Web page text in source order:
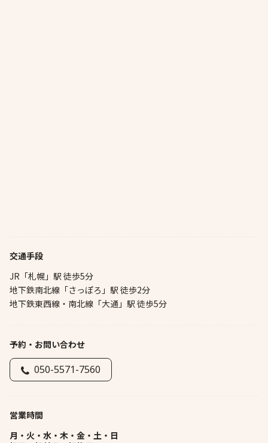
交通手段
JR「札幌」駅 徒歩5分
地下鉄南北線「さっぽろ」駅 徒歩2分
地下鉄東西線・南北線「大通」駅 徒歩5分
予約・お問い合わせ
050-5571-7560
営業時間
月・火・水・木・金・土・日